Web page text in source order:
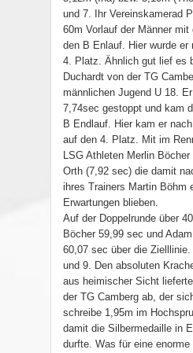
und 7. Ihr Vereinskamerad
60m Vorlauf der Männer
den B Enlauf. Hier wurde
4. Platz. Ähnlich gut lief es
Duchardt von der TG
männlichen Jugend U 18.
7,74sec gestoppt und kam
B Endlauf. Hier kam er
auf den 4. Platz. Mit im
LSG Athleten Merlin
Orth (7,92 sec) die damit
ihres Trainers Martin Böhm
Erwartungen blieben.
Auf der Doppelrunde über
Böcher 59,99 sec und
60,07 sec über die
und 9. Den absoluten
aus heimischer Sicht
der TG Camberg ab, der
schreibe 1,95m im
damit die Silbermedaille in
durfte. Was für eine